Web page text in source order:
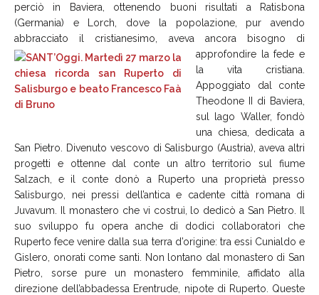
perciò in Baviera, ottenendo buoni risultati a Ratisbona
(Germania) e Lorch, dove la popolazione, pur avendo
abbracciato il cristianesimo, aveva ancora bisogno di
approfondire la fede e
la vita cristiana.
Appoggiato dal conte
Theodone II di Baviera,
sul lago Waller, fondò
una chiesa, dedicata a
San Pietro. Divenuto vescovo di Salisburgo (Austria), aveva altri
progetti e ottenne dal conte un altro territorio sul fiume
Salzach, e il conte donò a Ruperto una proprietà presso
Salisburgo, nei pressi dell’antica e cadente città romana di
Juvavum. Il monastero che vi costruì, lo dedicò a San Pietro. Il
suo sviluppo fu opera anche di dodici collaboratori che
Ruperto fece venire dalla sua terra d’origine: tra essi Cunialdo e
Gislero, onorati come santi. Non lontano dal monastero di San
Pietro, sorse pure un monastero femminile, affidato alla
direzione dell’abbadessa Erentrude, nipote di Ruperto. Queste